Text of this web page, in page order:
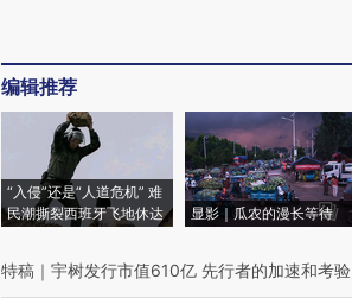
编辑推荐
“入侵”还是“人道危机” 难
民潮撕裂西班牙飞地休达
显影｜瓜农的漫长等待
特稿 ｜ 宇树发行市值610亿 先行者的加速和考验